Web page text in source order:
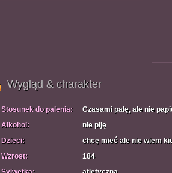
Wygląd & charakter
Stosunek do palenia:
Czasami palę, ale nie
Alkohol:
nie piję
Dzieci:
chcę mieć ale nie wiem
Wzrost:
184